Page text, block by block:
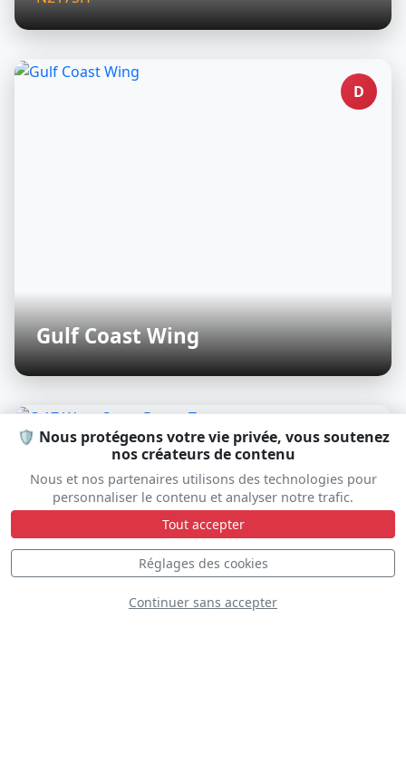
🛡️ Nous protégeons votre vie privée, vous soutenez
nos créateurs de contenu
Nous et nos partenaires utilisons des technologies pour
personnaliser le contenu et analyser notre trafic.
Tout accepter
Réglages des cookies
Continuer sans accepter
D
Gulf Coast Wing
D